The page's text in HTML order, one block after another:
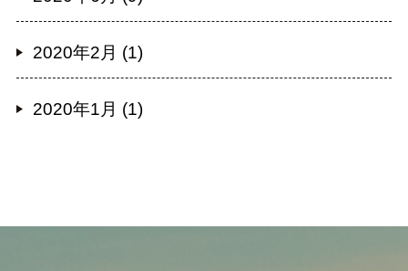
2020年2月 (1)
2020年1月 (1)